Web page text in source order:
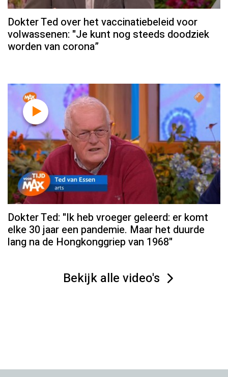
Dokter Ted over het vaccinatiebeleid voor
volwassenen: "Je kunt nog steeds doodziek
worden van corona”
Dokter Ted: "Ik heb vroeger geleerd: er komt
elke 30 jaar een pandemie. Maar het duurde
lang na de Hongkonggriep van 1968"
Bekijk alle video's